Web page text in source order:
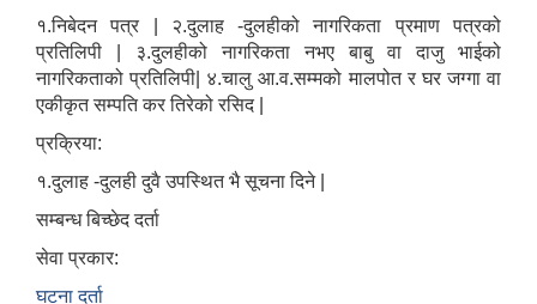
१.निबेदन पत्र | २.दुलाह -दुलहीको नागरिकता प्रमाण पत्रको
प्रतिलिपी | ३.दुलहीको नागरिकता नभए बाबु वा दाजु भाईको
नागरिकताको प्रतिलिपी| ४.चालु आ.व.सम्मको मालपोत र घर जग्गा वा
एकीकृत सम्पति कर तिरेको रसिद |
प्रक्रिया:
१.दुलाह -दुलही दुवै उपस्थित भै सूचना दिने |
सम्बन्ध बिच्छेद दर्ता
सेवा प्रकार:
घटना दर्ता